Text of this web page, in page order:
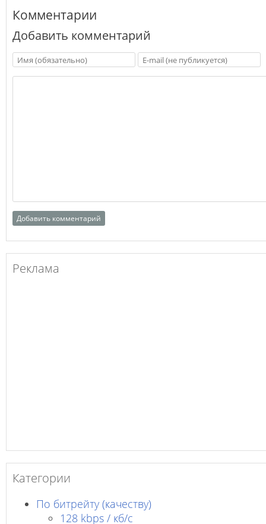
Комментарии
Добавить комментарий
Реклама
Категории
По битрейту (качеству)
128 kbps / кб/c